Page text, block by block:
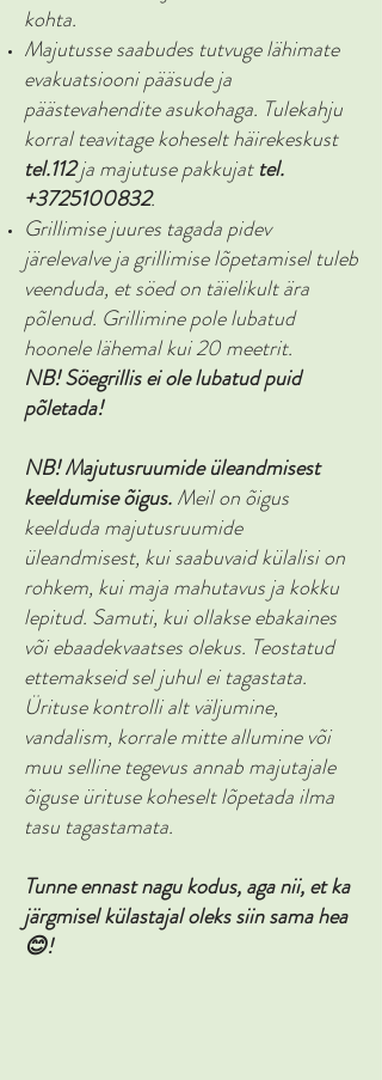
kohta.
Majutusse saabudes tutvuge lähimate
evakuatsiooni pääsude ja
päästevahendite asukohaga. Tulekahju
korral teavitage koheselt häirekeskust
tel.112ja majutuse pakkujattel.
+3725100832.
Grillimise juures tagada pidev
järelevalve ja grillimise lõpetamisel tuleb
veenduda, et söed on täielikult ära
põlenud. Grillimine pole lubatud
hoonele lähemal kui 20 meetrit.
NB! Söegrillis ei ole lubatud puid
põletada!
NB! Majutusruumide üleandmisest
keeldumise õigus.Meil on õigus
keelduda majutusruumide
üleandmisest, kui saabuvaid külalisi on
rohkem, kui maja mahutavus ja kokku
lepitud. Samuti, kui ollakse ebakaines
või ebaadekvaatses olekus. Teostatud
ettemakseid sel juhul ei tagastata.
Ürituse kontrolli alt väljumine,
vandalism, korrale mitte allumine või
muu selline tegevus annab majutajale
õiguse ürituse koheselt lõpetada ilma
tasu tagastamata.
Tunne ennast nagu kodus, aga nii, et ka
järgmisel külastajal oleks siin sama hea
😊!